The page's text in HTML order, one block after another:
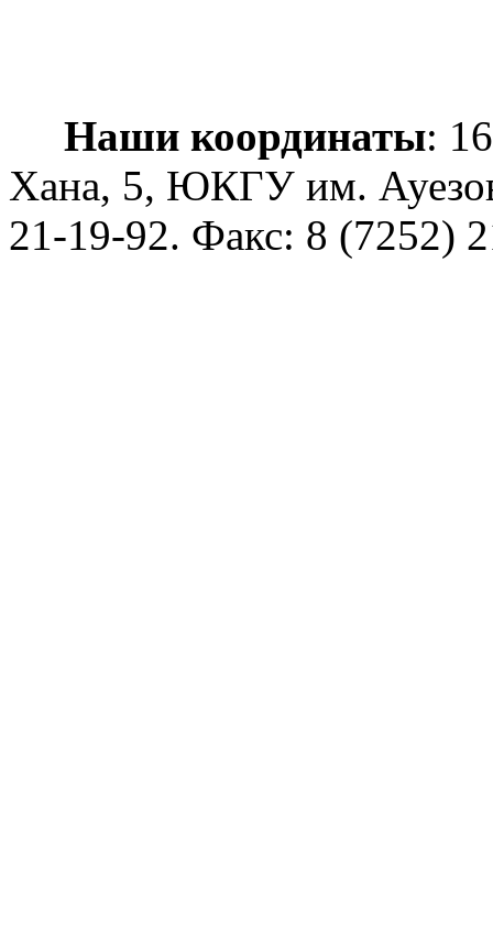
Наши координаты:
Хана, 5, ЮКГУ им.
21-19-92. Факс: 8 (7252)